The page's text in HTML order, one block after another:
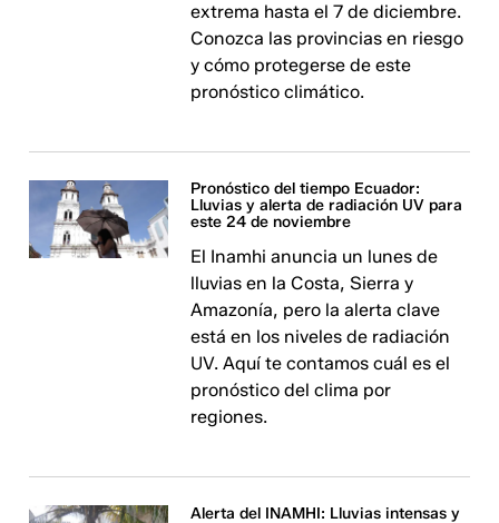
extrema hasta el 7 de diciembre.
Conozca las provincias en riesgo
y cómo protegerse de este
pronóstico climático.
Pronóstico del tiempo Ecuador:
Lluvias y alerta de radiación UV para
este 24 de noviembre
El Inamhi anuncia un lunes de
lluvias en la Costa, Sierra y
Amazonía, pero la alerta clave
está en los niveles de radiación
UV. Aquí te contamos cuál es el
pronóstico del clima por
regiones.
Alerta del INAMHI: Lluvias intensas y